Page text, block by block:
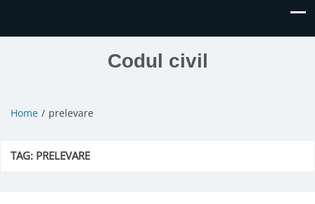
Codul civil
Home prelevare
TAG: PRELEVARE